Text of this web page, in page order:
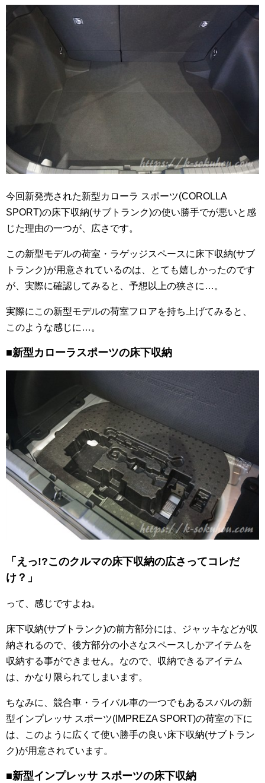
今回新発売された新型カローラ スポーツ(COROLLA
SPORT)の床下収納(サブトランク)の使い勝手でが悪いと感
じた理由の一つが、広さです。
この新型モデルの荷室・ラゲッジスペースに床下収納(サブ
トランク)が用意されているのは、とても嬉しかったのです
が、実際に確認してみると、予想以上の狭さに…。
実際にこの新型モデルの荷室フロアを持ち上げてみると、
このような感じに…。
■新型カローラスポーツの床下収納
「えっ!?このクルマの床下収納の広さってコレだ
け？」
って、感じですよね。
床下収納(サブトランク)の前方部分には、ジャッキなどが収
納されるので、後方部分の小さなスペースしかアイテムを
収納する事ができません。なので、収納できるアイテム
は、かなり限られてしまいます。
ちなみに、競合車・ライバル車の一つでもあるスバルの新
型インプレッサ スポーツ(IMPREZA SPORT)の荷室の下に
は、このように広くて使い勝手の良い床下収納(サブトラン
ク)が用意されています。
■新型インプレッサ スポーツの床下収納